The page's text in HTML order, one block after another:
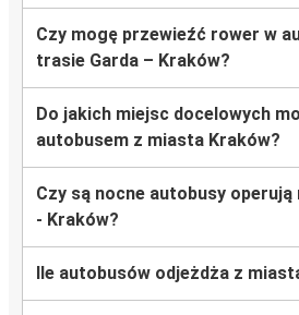
Czy mogę przewieźć rower w
trasie Garda – Kraków?
Do jakich miejsc docelowych
autobusem z miasta Kraków?
Czy są nocne autobusy operują
- Kraków?
Ile autobusów odjeżdża z